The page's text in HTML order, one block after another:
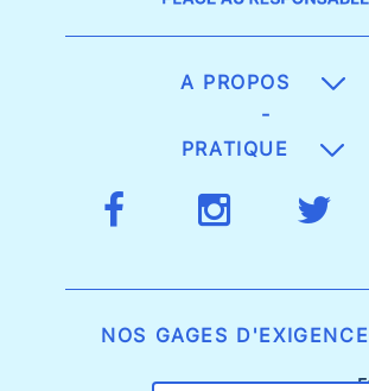
A PROPOS
-
PRATIQUE
NOS GAGES D'EXIGENCE